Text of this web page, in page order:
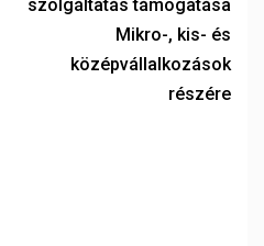
szolgáltatás támogatása
Mikro-, kis- és
középvállalkozások
részére